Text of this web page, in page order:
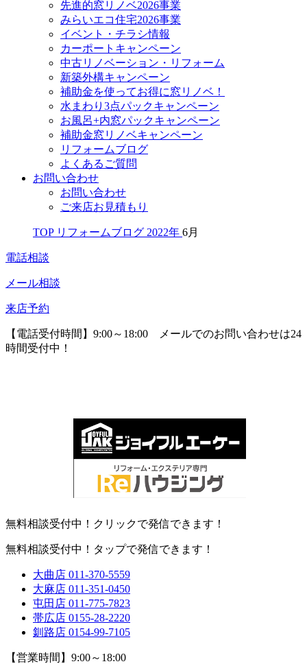
先進的窓リノベ2026事業
みらいエコ住宅2026事業
イベント・チラシ情報
カーポートキャンペーン
中古リノベーション・リフォーム
新築外構キャンペーン
補助金を使ってお得に窓リノベ！
水まわり3点パックキャンペーン
お風呂+内窓パックキャンペーン
補助金窓リノベキャンペーン
リフォームブログ
よくあるご質問
お問い合わせ
お問い合わせ
ご来店お見積もり
TOP リフォームブログ 2022年 6月
電話相談
メール相談
来店予約
【電話受付時間】9:00～18:00
メールでのお問い合わせは24
時間受付中！
無料相談受付中！クリックで発信できます！
無料相談受付中！タップで発信できます！
大曲店 011-370-5559
大麻店 011-351-0450
屯田店 011-775-7823
帯広店 0155-28-2220
釧路店 0154-99-7105
【営業時間】9:00～18:00